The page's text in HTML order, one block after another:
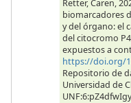
Retter, Caren,
biomarcadores
y del órgano: el
del citocromo
expuestos a
https://doi.org/
Repositorio de
Universidad de